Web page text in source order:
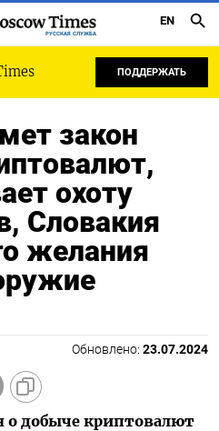
РУССКАЯ СЛУЖБА
EN
ПОДДЕРЖАТЬ
закон
охоту
Словакия
желания
Обновлено: 23.07.2024
о добыче криптовалют